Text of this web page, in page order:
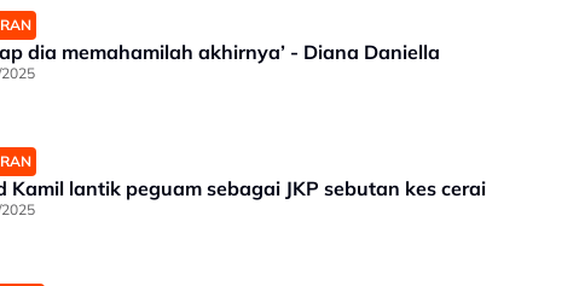
dia memahamilah akhirnya’ - Diana Daniella
Kamil lantik peguam sebagai JKP sebutan kes cerai